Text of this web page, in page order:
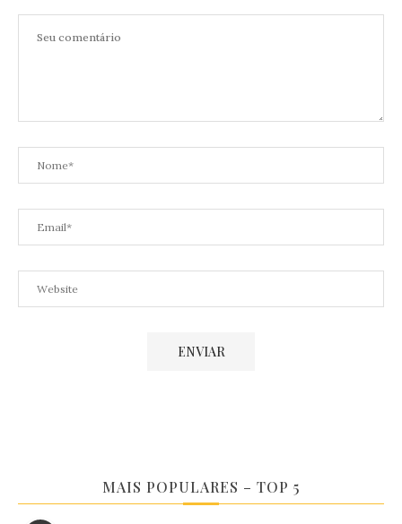
MAIS POPULARES – TOP 5